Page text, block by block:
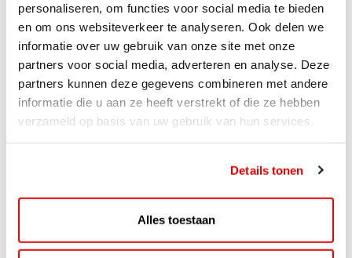
personaliseren, om functies voor social media te bieden
en om ons websiteverkeer te analyseren. Ook delen we
informatie over uw gebruik van onze site met onze
partners voor social media, adverteren en analyse. Deze
partners kunnen deze gegevens combineren met andere
informatie die u aan ze heeft verstrekt of die ze hebben
verzameld op basis van uw gebruik van hun services.
Details tonen
Alles toestaan